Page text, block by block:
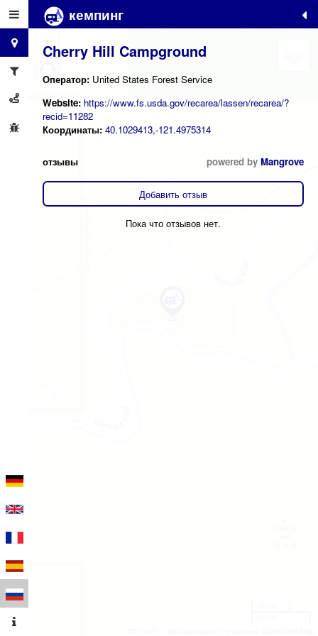
кемпинг
Cherry Hill Campground
Оператор: United States Forest Service
Website: https://www.fs.usda.gov/recarea/lassen/recarea/?
recid=11282
Координаты: 40.1029413,-121.4975314
отзывы powered by Mangrove
Добавить отзыв
Пока что отзывов нет.
+